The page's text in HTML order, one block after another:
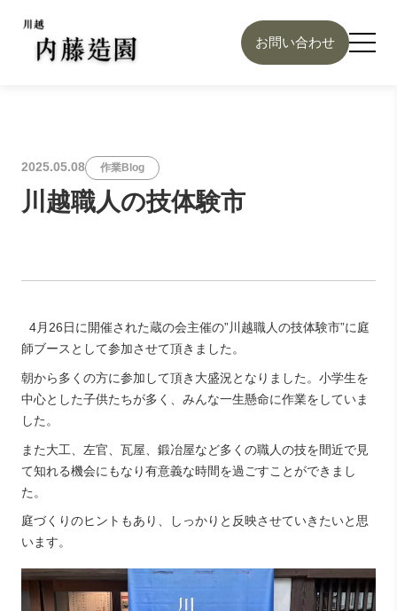
お問い合わせ
川越職人の技体験市
2025.05.08 作業Blog
4月26日に開催された蔵の会主催の”川越職人の技体験市”に庭
師ブースとして参加させて頂きました。
朝から多くの方に参加して頂き大盛況となりました。 小学生を
中心とした子供たちが多く、みんな一生懸命に作業をしていま
した。
また大工、左官、瓦屋、鍛冶屋など多くの職人の技を間近で見
て知れる機会にもなり有意義な時間を過ごすことができまし
た。
庭づくりのヒントもあり、しっかりと反映させていきたいと思
います。